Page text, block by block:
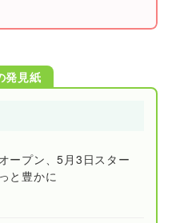
発見紙
ープン、5月3日スター
と豊かに